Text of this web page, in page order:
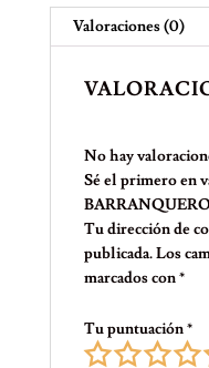
Valoraciones (0)
No hay
Sé el primero en
Tu dirección de
publicada.Los
marcados con*
Tu puntuación*